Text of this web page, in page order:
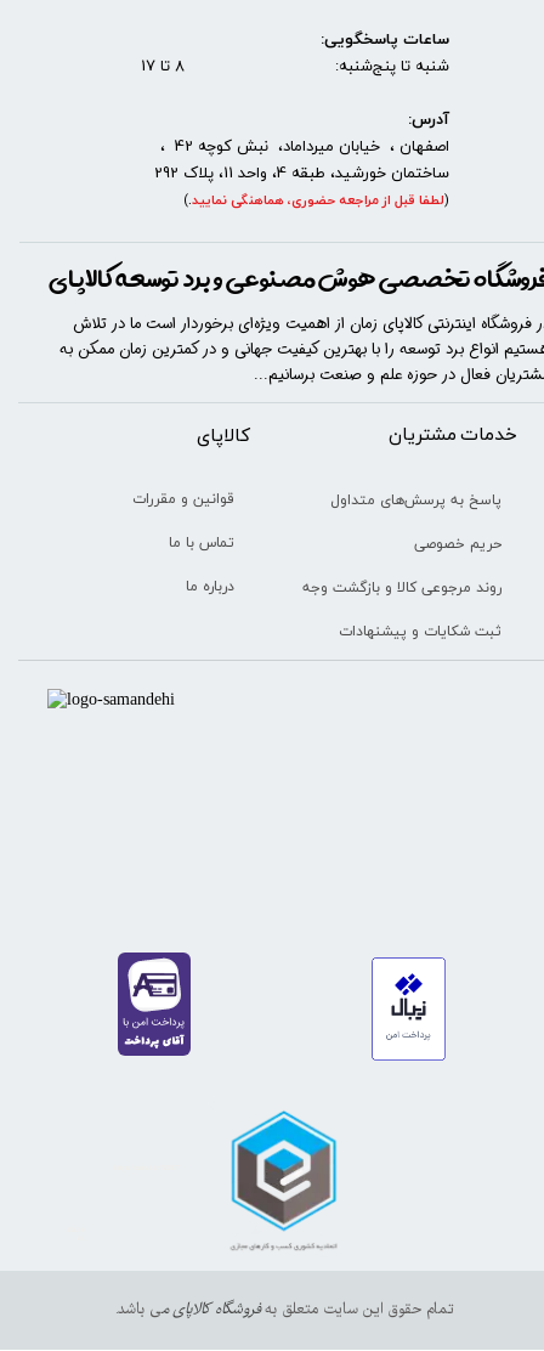
تمام حقوق این سایت متعلق بهفروشگاه کالاپای می باشد.
خدمات مشتریان
پاسخ به پرسش‌های متداول
حریم خصوصی
روند مرجوعی کالا و بازگشت وجه
ثبت شکایات و پیشنهادات
​​کالاپای
قوانین و مقررات
تماس با ما
درباره ما
تخصصی هوش مصنوعی و برد توسعه کالاپای
فروشگاه اینترنتی کالاپای زمان از اهمیت ویژه‌ای برخوردار است ما در تلاش
انواع برد توسعه را با​​​ بهترین کیفیت جهانی و در کمترین زمان ممکن به
فعال در حوزه علم و صنعت برسانیم...
ساعات پاسخگویی:
شنبه تا پنج‌شنبه: 8 تا 17
آدرس:
اصفهان ، خیابان میرداماد، نبش کوچه 42 ،
ساختمان خورشید، طبقه 4، واحد 11، پلاک 292
(لطفا قبل از مراجعه حضوری، هماهنگی نمایید.
)